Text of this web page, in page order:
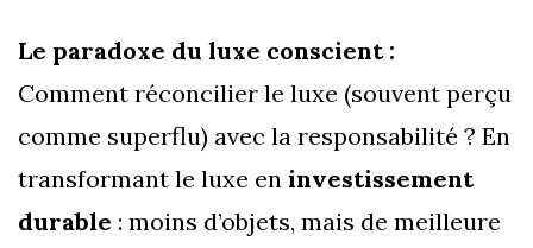
Le paradoxe du luxe conscient :
Comment réconcilier le luxe (souvent perçu
comme superflu) avec la responsabilité ? En
transformant le luxe en investissement
durable : moins d’objets, mais de meilleure